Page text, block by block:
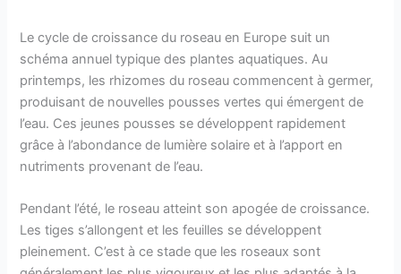
Le cycle de croissance du roseau en Europe suit un
schéma annuel typique des plantes aquatiques. Au
printemps, les rhizomes du roseau commencent à germer,
produisant de nouvelles pousses vertes qui émergent de
l’eau. Ces jeunes pousses se développent rapidement
grâce à l’abondance de lumière solaire et à l’apport en
nutriments provenant de l’eau.
Pendant l’été, le roseau atteint son apogée de croissance.
Les tiges s’allongent et les feuilles se développent
pleinement. C’est à ce stade que les roseaux sont